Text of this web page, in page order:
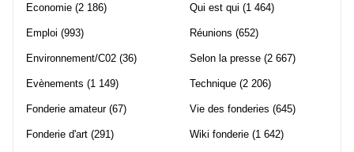
Economie (2 186)
Emploi (993)
Environnement/C02 (36)
Evènements (1 149)
Fonderie amateur(67)
Fonderie d'art (291)
Qui est qui (1 464)
Réunions (652)
Selon la presse (2 667)
Technique (2 206)
Vie des fonderies (645)
Wiki fonderie (1 642)